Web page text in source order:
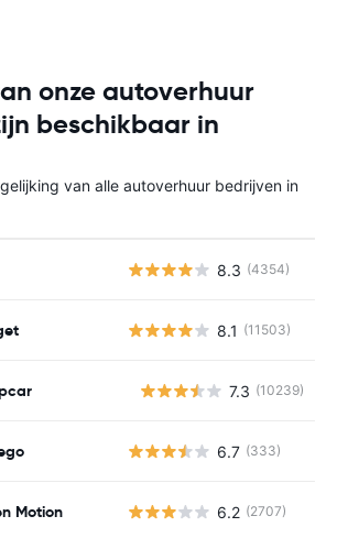
onze autoverhuur
beschikbaar in
van alle autoverhuur bedrijven in
8.3 (4354)
8.1 (11503)
7.3 (10239)
6.7 (333)
Motion 6.2 (2707)